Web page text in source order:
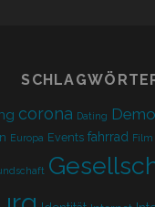
corona Dating
Europa Events fahrrad Film